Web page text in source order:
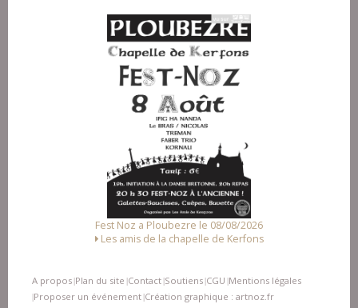
Fest Noz a Ploubezre le 08/08/2026
Les amis de la chapelle de Kerfons
A propos Plan du site Contact Soutiens CGU Mentions légales
Proposer un événement Création graphique : artnoz.fr